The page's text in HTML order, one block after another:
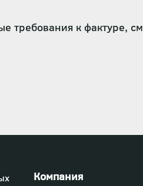
требования к фактуре,